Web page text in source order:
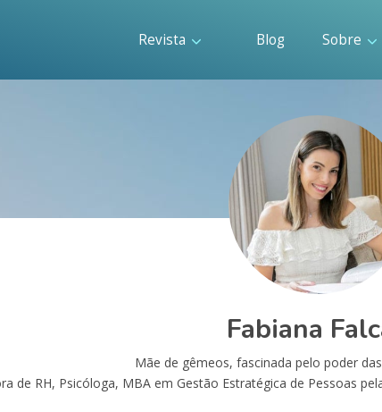
Revista Blog Sobre
Fabiana
Mãe de gêmeos, fascinada pelo poder
de RH, Psicóloga, MBA em Gestão Estratégica de Pessoas